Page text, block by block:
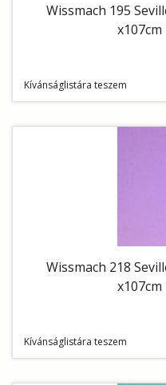
Wissmach 195
Kívánságlistára teszem
Wissmach 218
Kívánságlistára teszem